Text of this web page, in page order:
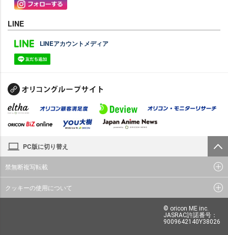
LINE
LINEアカウントメディア
PC版に切り替え
禁無断複写転載
クッキーの使用について
© oricon ME inc.
JASRAC許諾番号：
9009642140Y38026